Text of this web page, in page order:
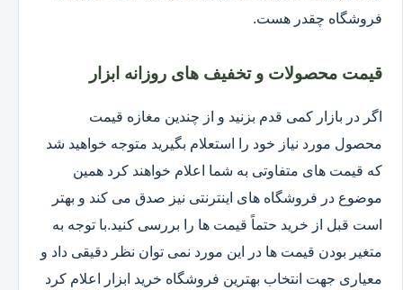
فروشگاه چقدر هست.
قیمت محصولات و تخفیف های روزانه ابزار
اگر در بازار کمی قدم بزنید و از چندین مغازه قیمت
محصول مورد نیاز خود را استعلام بگیرید متوجه خواهید شد
که قیمت های متفاوتی به شما اعلام خواهند کرد همین
موضوع در فروشگاه های اینترنتی نیز صدق می کند و بهتر
است قبل از خرید حتماً قیمت ها را بررسی کنید.با توجه به
متغیر بودن قیمت ها در این مورد نمی توان نظر دقیقی داد و
معیاری جهت انتخاب بهترین فروشگاه خرید ابزار اعلام کرد